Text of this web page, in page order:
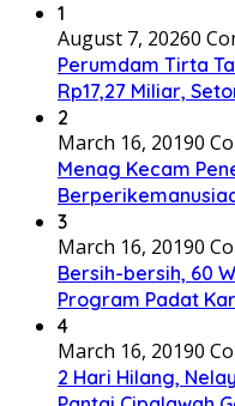
1
August 7, 20260
Perumdam Tirta
Rp17,27 Miliar,
2
March 16, 20190
Menag Kecam
3
March 16, 20190
Bersih-bersih, 60
Program Padat
4
March 16, 20190
2 Hari Hilang,